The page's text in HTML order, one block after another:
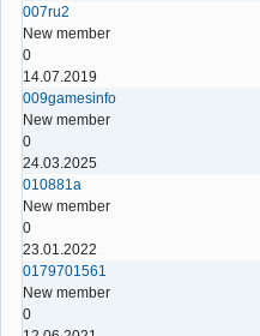
007ru2
New member
0
14.07.2019
009gamesinfo
New member
0
24.03.2025
010881a
New member
0
23.01.2022
0179701561
New member
0